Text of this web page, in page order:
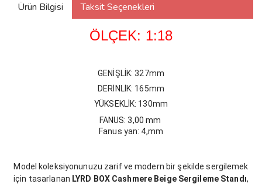
Ürün Bilgisi Taksit Seçenekleri
ÖLÇEK: 1:18
GENİŞLİK: 327mm
DERİNLİK: 165mm
YÜKSEKLİK: 130mm
FANUS: 3,00 mm
Fanus yan: 4,mm
Model koleksiyonunuzu zarif ve modern bir şekilde sergilemek
için tasarlanan LYRD BOX Cashmere Beige Sergileme Standı,